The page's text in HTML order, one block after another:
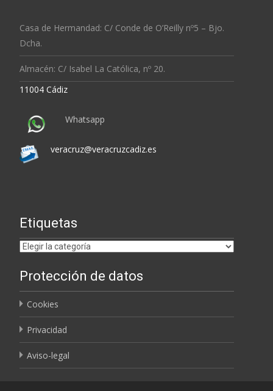
Casa de Hermandad: C/ Conde de O’Reilly nº5 – Bjo.
Dcha.
Almacén: C/ Isabel La Católica, nº 20.
11004 Cádiz
Whatsapp
veracruz@veracruzcadiz.es
Etiquetas
Etiquetas
Protección de datos
Cookies
Privacidad
Aviso-legal